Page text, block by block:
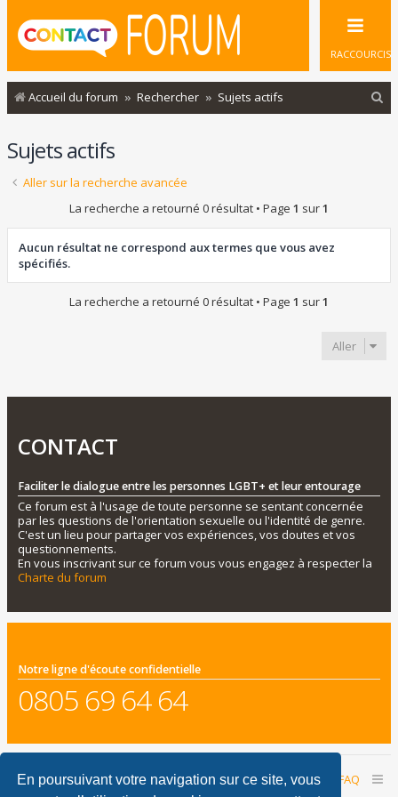
En poursuivant votre navigation sur ce site, vous
RACCOURCIS
Accueil du forum Rechercher Sujets actifs
Sujets actifs
Aller sur la recherche avancée
La recherche a retourné 0 résultat • Page 1 sur1
Aucun résultat ne correspond aux termes que vous avez
spécifiés.
La recherche a retourné 0 résultat • Page 1 sur1
Aller
CONTACT
Faciliter le dialogue entre les personnes LGBT+ et leur entourage
Ce forum est à l'usage de toute personne se sentant concernée
par les questions de l'orientation sexuelle ou l'identité de genre.
C'est un lieu pour partager vos expériences, vos doutes et vos
questionnements.
En vous inscrivant sur ce forum vous vous engagez à respecter la
Charte du forum
Notre ligne d'écoute confidentielle
0805 69 64 64
Accueil du forum FAQ
Nous contacter